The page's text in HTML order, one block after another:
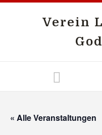
Verein
« Alle Veranstaltungen